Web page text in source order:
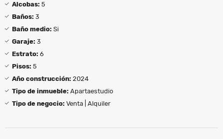
Alcobas: 5
Baños: 3
Baño medio: Si
Garaje: 3
Estrato: 6
Pisos: 5
Año construcción: 2024
Tipo de inmueble: Apartaestudio
Tipo de negocio: Venta | Alquiler